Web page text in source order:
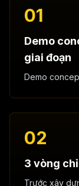
01
Demo
giai đoạn
Demo
02
3 vòng
Trước xây